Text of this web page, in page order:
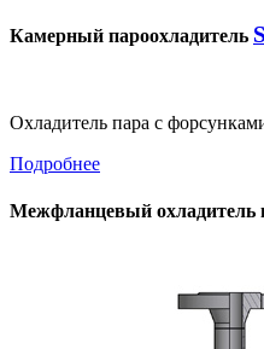
Камерный пароохладитель
Охладитель пара с
Подробнее
Межфланцевый охладитель